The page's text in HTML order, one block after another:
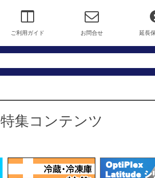
ご利用ガイド お問合せ 延長
特集コンテンツ